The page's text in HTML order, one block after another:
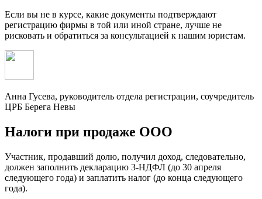
Если вы не в курсе, какие документы подтверждают
регистрацию фирмы в той или иной стране, лучше не
рисковать и обратиться за консультацией к нашим юристам.
Анна Гусева, руководитель отдела регистрации, соучредитель
ЦРБ Берега Невы
Налоги при продаже ООО
Участник, продавший долю, получил доход, следовательно,
должен заполнить декларацию 3-НДФЛ (до 30 апреля
следующего года) и заплатить налог (до конца следующего
года).